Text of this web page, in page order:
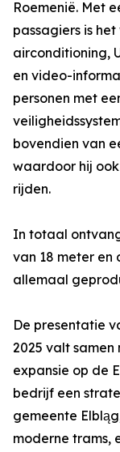
Roemenië. Met
passagiers is
airconditioning,
en video-
personen met
bovendien van
waardoor hij
rijden.
In totaal
van 18 meter en
allemaal
De presentatie
2025 valt
expansie op de
bedrijf een
gemeente
moderne trams,